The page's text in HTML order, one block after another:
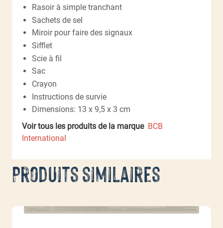
Rasoir à simple tranchant
Sachets de sel
Miroir pour faire des signaux
Sifflet
Scie à fil
Sac
Crayon
Instructions de survie
Dimensions: 13 x 9,5 x 3 cm
Voir tous les produits de la marque BCB
International
Produits similaires